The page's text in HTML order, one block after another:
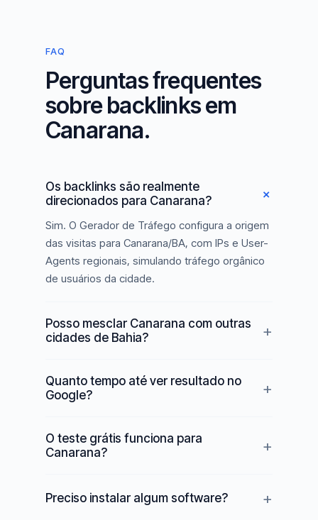
FAQ
Perguntas frequentes
sobre backlinks em
Canarana.
Os backlinks são realmente
direcionados para Canarana?
Sim. O Gerador de Tráfego configura a origem
das visitas para Canarana/BA, com IPs e User-
Agents regionais, simulando tráfego orgânico
de usuários da cidade.
Posso mesclar Canarana com outras
cidades de Bahia?
Quanto tempo até ver resultado no
Google?
O teste grátis funciona para
Canarana?
Preciso instalar algum software?